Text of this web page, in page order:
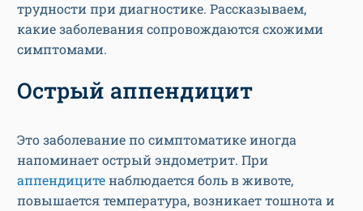
трудности при диагностике. Рассказываем,
какие заболевания сопровождаются схожими
симптомами.
Острый аппендицит
Это заболевание по симптоматике иногда
напоминает острый эндометрит. При
аппендицитенаблюдается боль в животе,
повышается температура, возникает тошнота и